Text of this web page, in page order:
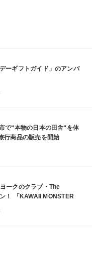
ーギフトガイド」のアンバ
で“本物の日本の田舎“を体
行商品の販売を開始
ークのクラブ・The
！ 「KAWAII MONSTER